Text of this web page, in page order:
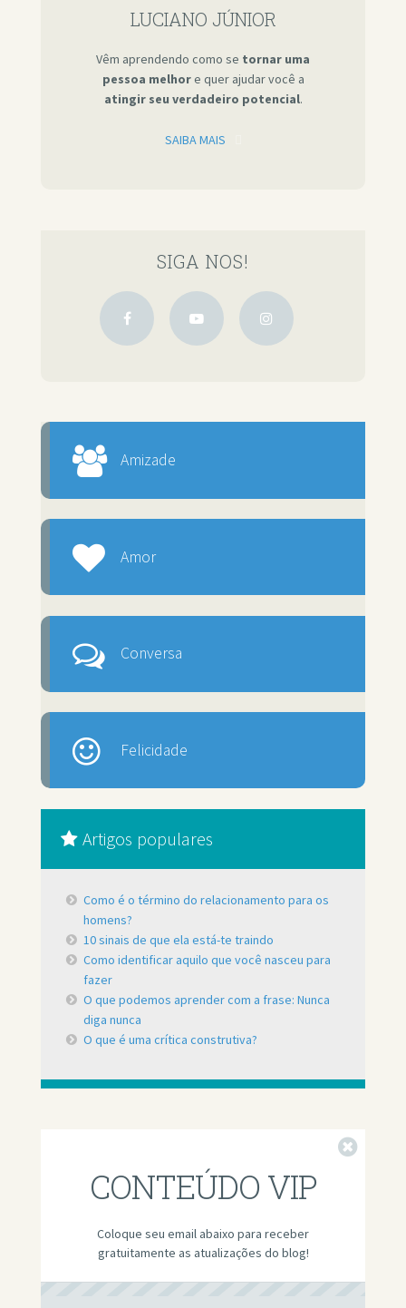
LUCIANO JÚNIOR
Vêm aprendendo como se tornar uma
pessoa melhore quer ajudar você a
atingir seu verdadeiro potencial.
SAIBA MAIS
SIGA NOS!
Amizade
Amor
Conversa
Felicidade
Artigos populares
Como é o término do relacionamento para os
homens?
10 sinais de que ela está-te traindo
Como identificar aquilo que você nasceu para
fazer
O que podemos aprender com a frase: Nunca
diga nunca
O que é uma crítica construtiva?
CONTEÚDO VIP
Coloque seu email abaixo para receber
gratuitamente as atualizações do blog!